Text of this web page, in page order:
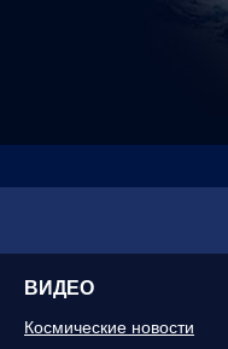
ВИДЕО
Космические новости